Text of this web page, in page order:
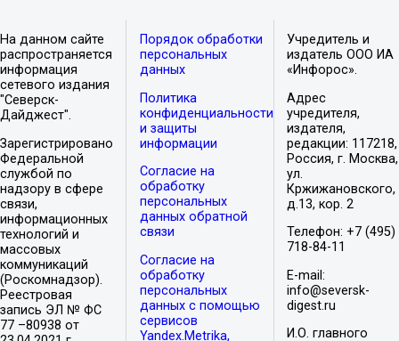
На данном сайте
распространяется
информация
сетевого издания
"Северск-
Дайджест".
Зарегистрировано
Федеральной
службой по
надзору в сфере
связи,
информационных
технологий и
массовых
коммуникаций
(Роскомнадзор).
Реестровая
запись ЭЛ № ФС
77 –80938 от
Порядок обработки
персональных
данных
Политика
конфиденциальности
и защиты
информации
Согласие на
обработку
персональных
данных обратной
связи
Согласие на
обработку
персональных
данных с помощью
сервисов
Yandex.Metrika,
Учредитель и
издатель ООО ИА
«Инфорос».
Адрес
учредителя,
издателя,
редакции: 117218,
Россия, г. Москва,
ул.
Кржижановского,
д.13, кор. 2
Телефон: +7 (495)
718-84-11
E-mail:
info@seversk-
digest.ru
И.О. главного